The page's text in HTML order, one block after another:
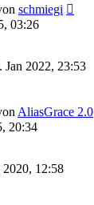
schmiegi
03:26
Jan 2022, 23:53
AliasGrace 2.0
20:34
2020, 12:58